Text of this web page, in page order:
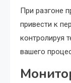
При разгоне
привести к
контролируя
вашего